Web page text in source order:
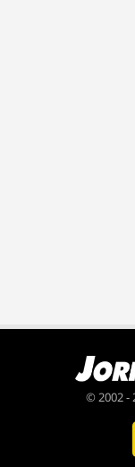
© 2002 -